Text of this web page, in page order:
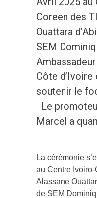
Coreen des
Ouattara
SEM
Côte d’Ivoire
soutenir
Le
Marcel a
La cérémonie
au Centre
Alassane
de SEM